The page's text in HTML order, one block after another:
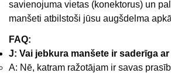
savienojuma vietas (konektorus) un
manšeti atbilstoši jūsu augšdelma
FAQ:
J: Vai jebkura manšete ir saderīga
A: Nē, katram ražotājam ir savas